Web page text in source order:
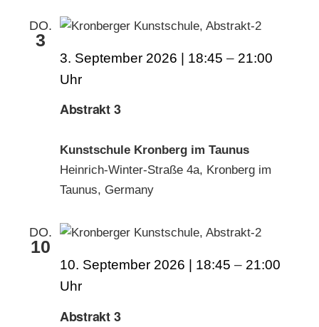
DO.
3
Abstrakt 3
3. September 2026 | 18:45 – 21:00
Kunstschule Kronberg im Taunus
Heinrich-Winter-Straße 4a, Kronberg im
Taunus, Germany
DO.
10
Abstrakt 3
10. September 2026 | 18:45 – 21:00